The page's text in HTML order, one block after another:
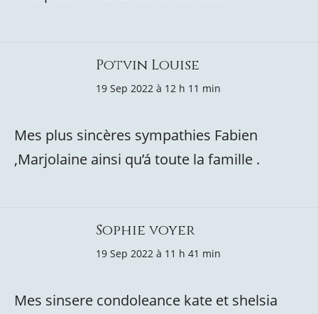
Potvin Louise
19 Sep 2022 à 12 h 11 min
Mes plus sincères sympathies Fabien
,Marjolaine ainsi qu’á toute la famille .
Sophie voyer
19 Sep 2022 à 11 h 41 min
Mes sinsere condoleance kate et shelsia